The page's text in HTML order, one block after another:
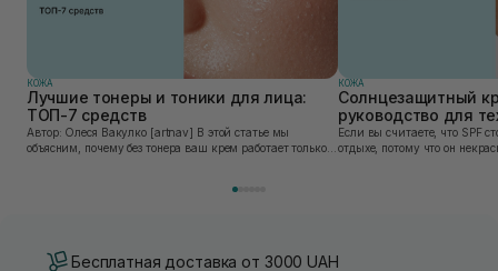
КОЖА
Лучшие тонеры и тоники для лица:
ТОП-7 средств
Автор: Олеся Вакулко [artnav] В этой статье мы
объясним, почему без тонера ваш крем работает только
КОЖА
Солнцезащитный
руководство для
привык его
Если вы считаете, что SPF
отдыхе, потому что он
Бесплатная доставка от 3000 UAH